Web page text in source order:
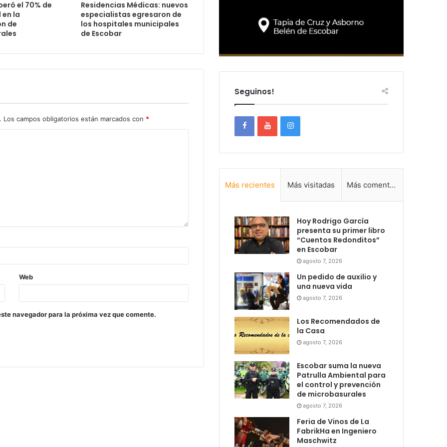
el 70% de
la
de
Residencias Médicas: nuevos
especialistas egresaron de
los hospitales municipales
de Escobar
Los campos obligatorios están marcados con *
Web
navegador para la próxima vez que comente.
Seguinos!
Más recientes Más visitadas Más comentadas
Hoy Rodrigo García
presenta su primer libro
“Cuentos Redonditos”
en Escobar
agosto 7, 2026
Un pedido de auxilio y
una nueva vida
agosto 7, 2026
Los Recomendados de
la Casa
agosto 7, 2026
Escobar suma la nueva
Patrulla Ambiental para
el control y prevención
de microbasurales
agosto 7, 2026
Feria de Vinos de La
FabrikHa en Ingeniero
Maschwitz